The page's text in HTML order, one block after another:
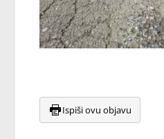
Ispiši ovu objavu